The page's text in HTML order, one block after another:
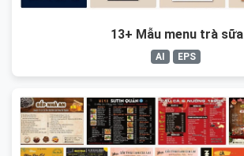
13+ Mẫu menu trà sữa
AI EPS